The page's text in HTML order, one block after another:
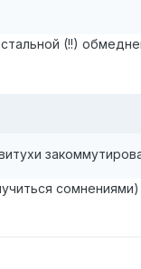
(!!)
сомнениями)